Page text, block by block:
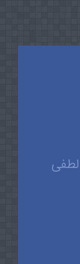
لطفی